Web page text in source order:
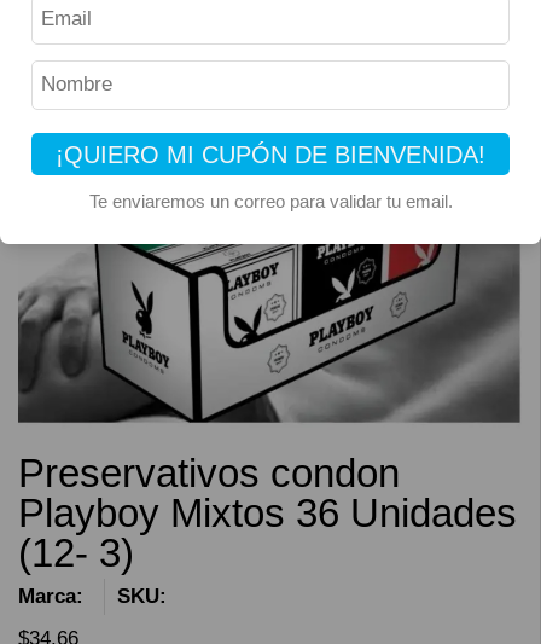
¡QUIERO MI CUPÓN DE BIENVENIDA!
Te enviaremos un correo para validar tu email.
Preservativos condon
Playboy Mixtos 36 Unidades
(12- 3)
Marca:
SKU:
$34.66